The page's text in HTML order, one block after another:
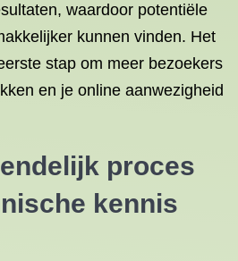
waardoor potentiële
kunnen vinden. Het
stap om meer bezoekers
en je online aanwezigheid
proces
kennis